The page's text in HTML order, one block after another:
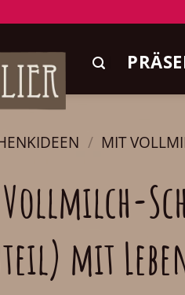
/ MIT
Vollmilch-
mit